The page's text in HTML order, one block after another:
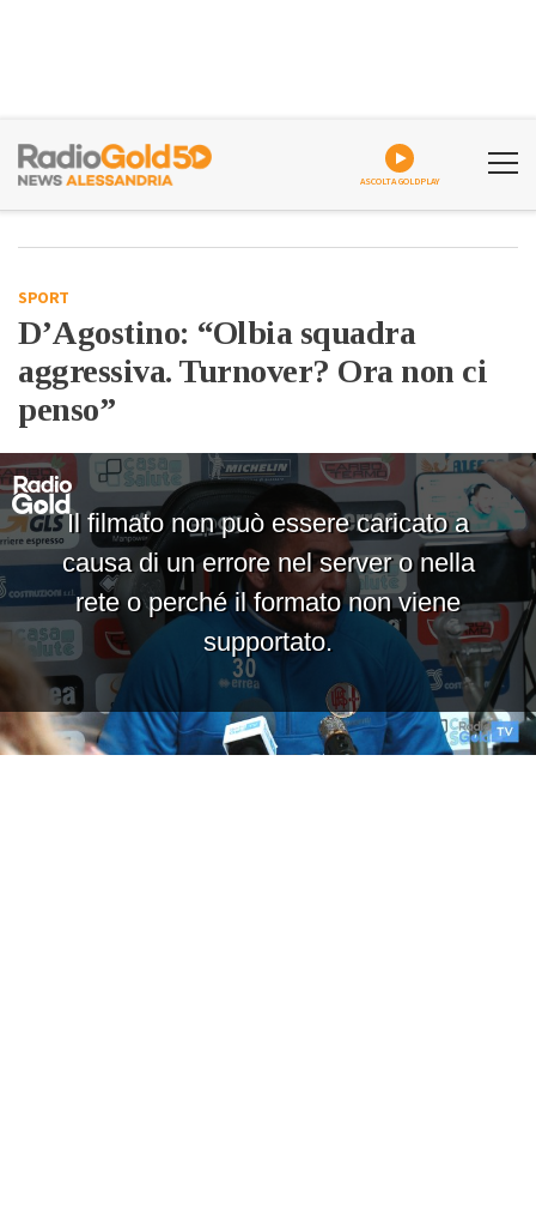
ASCOLTA GOLDPLAY
SPORT
D’Agostino: “Olbia squadra
aggressiva. Turnover? Ora non ci
penso”